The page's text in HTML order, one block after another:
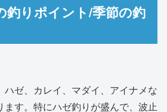
釣りポイント/季節の釣
ハゼ、カレイ、マダイ、アイナメな
ます。特にハゼ釣りが盛んで、波止